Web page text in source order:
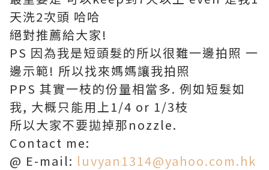
天洗2次頭 哈哈
絕對推薦給大家!
PS 因為我是短頭髮的所以很難一邊拍照 一
邊示範! 所以找來媽媽讓我拍照
PPS 其實一枝的份量相當多. 例如短髮如
我, 大概只能用上1/4 or 1/3枝
所以大家不要拋掉那nozzle.
Contact me:
@ E-mail: luvyan1314@yahoo.com.hk